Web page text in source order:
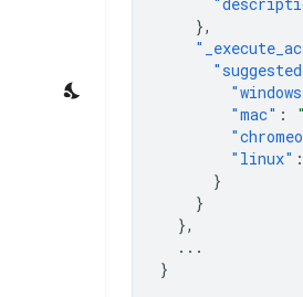
},
"mac" :
"linux" :
}
}
},
...
}